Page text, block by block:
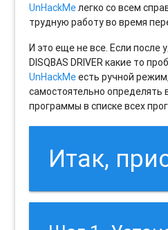
UnHackMeлегко со всем
трудную работу во время
И это еще не все. Если после
DISQBAS DRIVER какие то
UnHackMeесть ручной
самостоятельно определять
программы в списке всех
Итак,